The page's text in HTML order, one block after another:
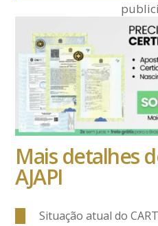
Mais detalhes
AJAPI
Situação atual do